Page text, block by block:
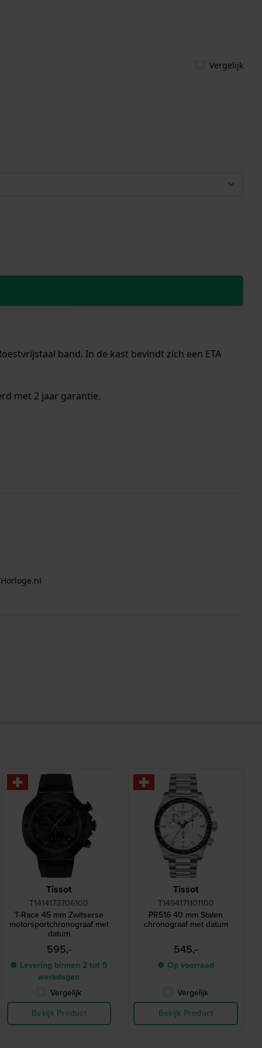
Vergelijk
band. In de kast bevindt zich een ETA
met 2 jaar garantie.
Tissot
T1414173706100
T-Race 45 mm Zwitserse
motorsportchronograaf met
datum
595,-
● Levering binnen 2 tot 5
werkdagen
Vergelijk
Bekijk Product
Tissot
T1494171101100
PR516 40 mm Stalen
chronograaf met datum
545,-
● Op voorraad
Vergelijk
Bekijk Product